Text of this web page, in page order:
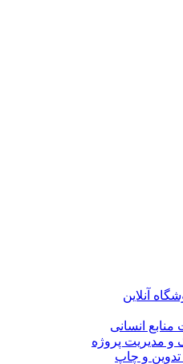
آنلاین
منابع انسانی
و مدیریت پروژه
و چاپ